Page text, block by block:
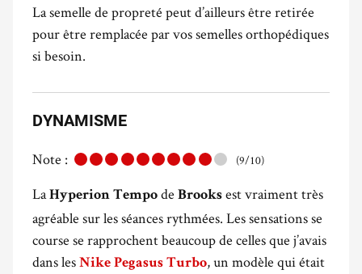
La semelle de propreté peut d’ailleurs être retirée
pour être remplacée par vos semelles orthopédiques
si besoin.
DYNAMISME
Note : (9/10)
LaHyperion Tempo de Brooks est vraiment très
agréable sur les séances rythmées. Les sensations se
course se rapprochent beaucoup de celles que j’avais
dans les Nike Pegasus Turbo, un modèle qui était